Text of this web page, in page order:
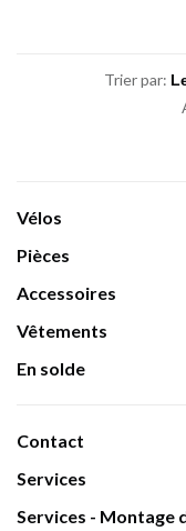
Trier par:
Vélos
Pièces
Accessoires
Vêtements
En solde
Contact
Services
Services - Montage